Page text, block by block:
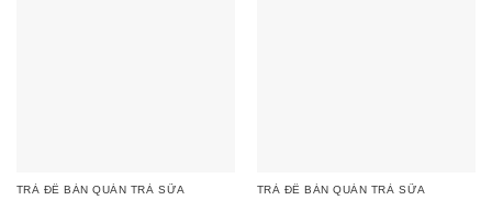
TRÀ ĐỂ BÁN QUÁN TRÀ SỮA TRÀ ĐỂ BÁN QUÁN TRÀ SỮA